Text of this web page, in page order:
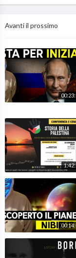
Mente ed il Corpo
….andate su:https://
“Psichiatria Rock” -
….andate su:https://
Il Dr. Valerio Rosso,
urre delle brevi
ratori della salute
sia interessato alla
Avanti il prossimo